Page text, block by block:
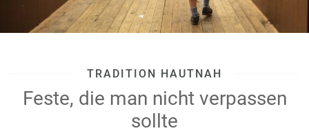
TRADITION HAUTNAH
Feste, die man nicht verpassen
sollte